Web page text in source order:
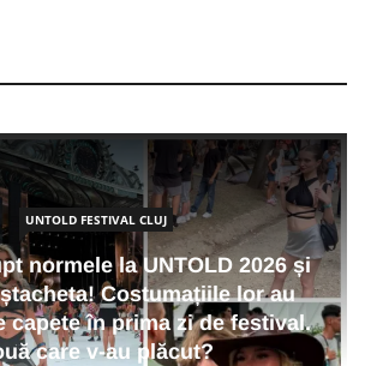
UNTOLD FESTIVAL CLUJ
normele la UNTOLD 2026 și
Costumațiile lor au
capete în prima zi de festival.
care v-au plăcut?